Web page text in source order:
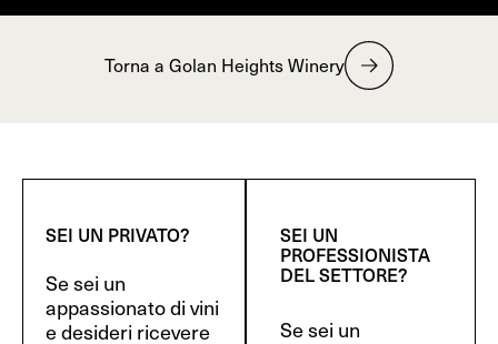
Torna a Golan Heights Winery
SEI UN PRIVATO?
Se sei un
appassionato di vini
e desideri ricevere
SEI UN
PROFESSIONISTA
DEL SETTORE?
Se sei un